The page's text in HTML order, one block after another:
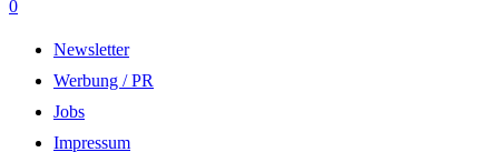
0
Newsletter
Werbung / PR
Jobs
Impressum